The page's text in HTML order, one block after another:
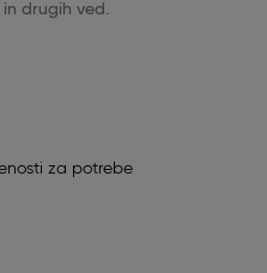
drugih ved.
za potrebe